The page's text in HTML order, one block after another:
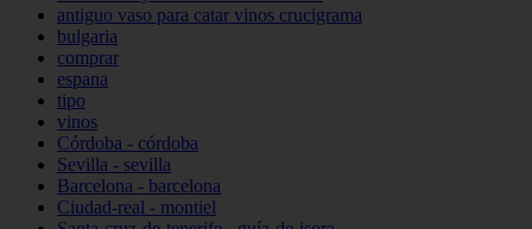
antiguo vaso para catar vinos crucigrama
bulgaria
comprar
espana
tipo
vinos
Córdoba - córdoba
Sevilla - sevilla
Barcelona - barcelona
Ciudad-real - montiel